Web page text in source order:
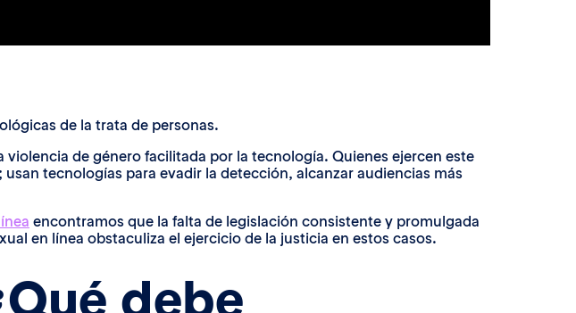
de la trata de personas.
de género facilitada por la tecnología. Quienes ejercen este
tecnologías para evadir la detección, alcanzar audiencias más
encontramos que la falta de legislación consistente y promulgada
en línea obstaculiza el ejercicio de la justicia en estos casos.
debe